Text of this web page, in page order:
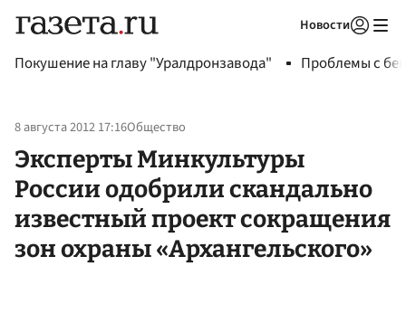
Новости
Покушение на главу "Уралдронзавода" Проблемы с
8 августа 2012 17:16Общество
Эксперты Минкультуры
России одобрили скандально
известный проект сокращения
зон охраны «Архангельского»